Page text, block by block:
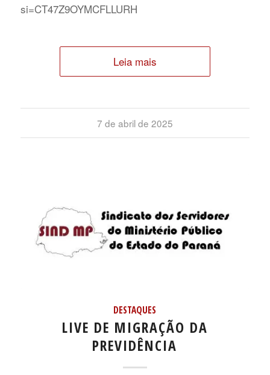
si=CT47Z9OYMCFLLURH
Leia mais
7 de abril de 2025
DESTAQUES
LIVE DE MIGRAÇÃO DA
PREVIDÊNCIA